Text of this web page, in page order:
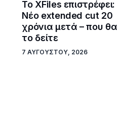
Το XFiles επιστρέφει:
Νέο extended cut 20
χρόνια μετά – που θα
το δείτε
7 ΑΥΓΟΎΣΤΟΥ, 2026